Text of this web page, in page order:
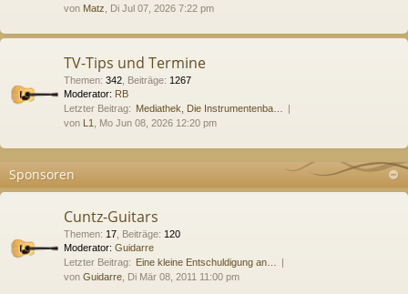
von Matz , Di Jul 07, 2026 7:22 pm
TV-Tips und Termine
Themen: 342 Beiträge: 1267
Moderator: RB
Letzter Beitrag: Mediathek, Die Instrumentenba…
von L1 , Mo Jun 08, 2026 12:20 pm
Sponsoren
Cuntz-Guitars
Themen: 17 Beiträge: 120
Moderator: Guidarre
Letzter Beitrag: Eine kleine Entschuldigung an…
von Guidarre , Di Mär 08, 2011 11:00 pm